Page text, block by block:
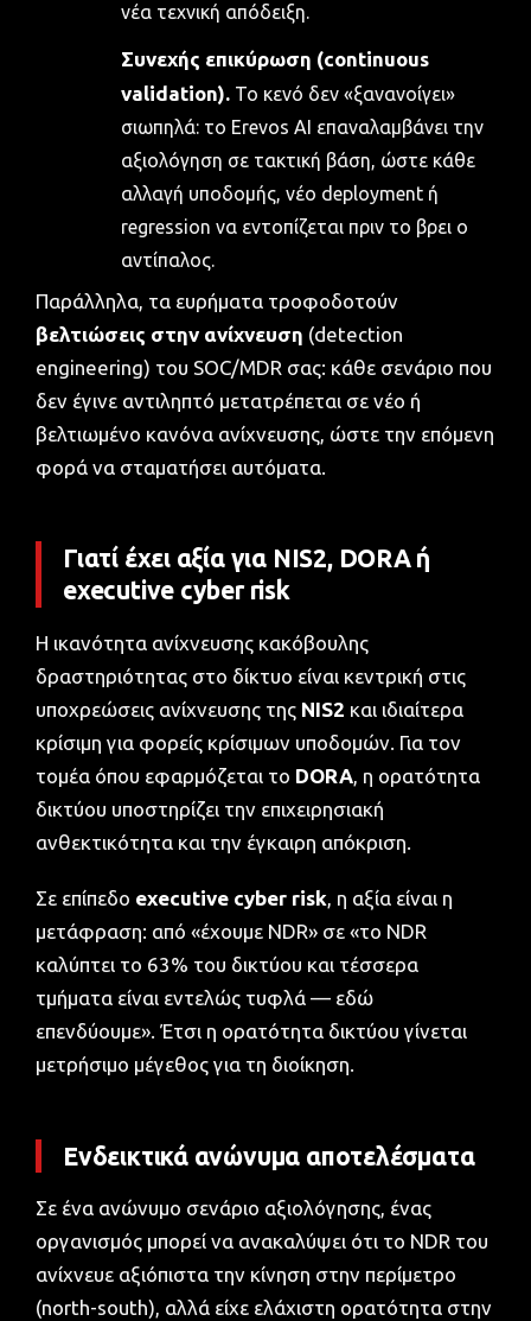
νέα τεχνική απόδειξη.
Συνεχής επικύρωση (continuous
validation).Το κενό δεν «ξανανοίγει»
σιωπηλά: το Erevos AI επαναλαμβάνει την
αξιολόγηση σε τακτική βάση, ώστε κάθε
αλλαγή υποδομής, νέο deployment ή
regression να εντοπίζεται πριν το βρει ο
αντίπαλος.
Παράλληλα, τα ευρήματα τροφοδοτούν
βελτιώσεις στην ανίχνευση (detection
engineering) του SOC/MDR σας: κάθε σενάριο που
δεν έγινε αντιληπτό μετατρέπεται σε νέο ή
βελτιωμένο κανόνα ανίχνευσης, ώστε την επόμενη
φορά να σταματήσει αυτόματα.
Γιατί έχει αξία για NIS2, DORA ή
executive cyber risk
Η ικανότητα ανίχνευσης κακόβουλης
δραστηριότητας στο δίκτυο είναι κεντρική στις
υποχρεώσεις ανίχνευσης της NIS2 και ιδιαίτερα
κρίσιμη για φορείς κρίσιμων υποδομών. Για τον
τομέα όπου εφαρμόζεται το DORA , η ορατότητα
δικτύου υποστηρίζει την επιχειρησιακή
ανθεκτικότητα και την έγκαιρη απόκριση.
Σε επίπεδο executive cyber risk, η αξία είναι η
μετάφραση: από «έχουμε NDR» σε «το NDR
καλύπτει το 63% του δικτύου και τέσσερα
τμήματα είναι εντελώς τυφλά — εδώ
επενδύουμε». Έτσι η ορατότητα δικτύου γίνεται
μετρήσιμο μέγεθος για τη διοίκηση.
Ενδεικτικά ανώνυμα αποτελέσματα
Σε ένα ανώνυμο σενάριο αξιολόγησης, ένας
οργανισμός μπορεί να ανακαλύψει ότι το NDR του
ανίχνευε αξιόπιστα την κίνηση στην περίμετρο
(north-south), αλλά είχε ελάχιστη ορατότητα στην